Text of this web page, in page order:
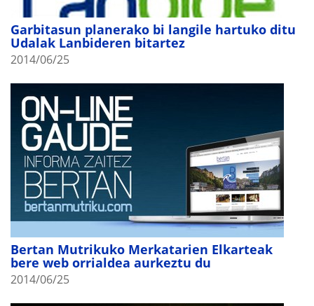
Garbitasun planerako bi langile hartuko ditu
Udalak Lanbideren bitartez
2014/06/25
Bertan Mutrikuko Merkatarien Elkarteak
bere web orrialdea aurkeztu du
2014/06/25